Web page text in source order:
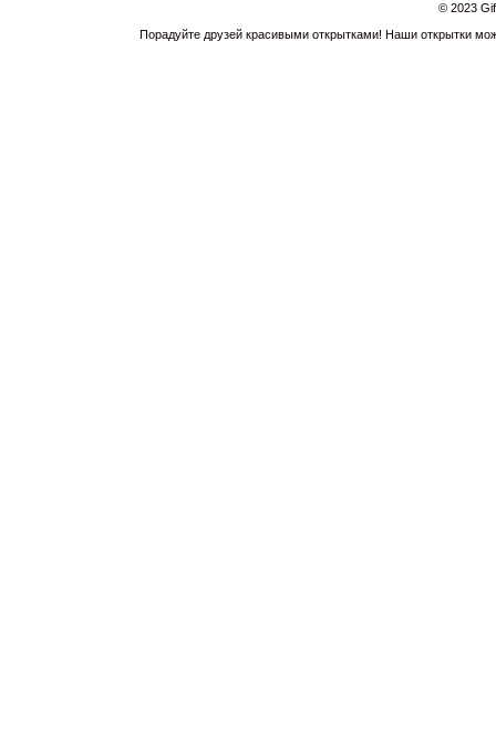
© 2023
Порадуйте друзей красивыми открытками! Наши открытки